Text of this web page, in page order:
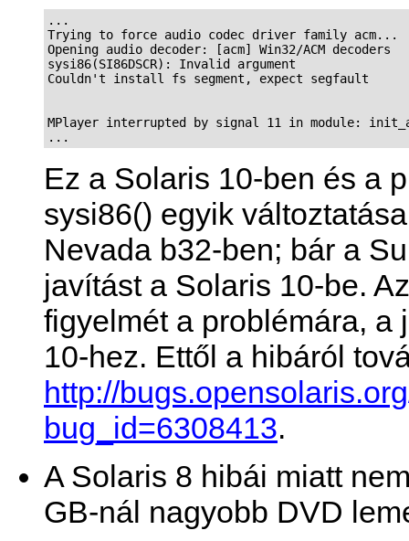
...
Trying to force audio codec driver family acm...
Opening audio decoder: [acm] Win32/ACM decoders
sysi86(SI86DSCR): Invalid argument
Couldn't install fs segment, expect segfault
MPlayer interrupted by signal 11 in module:
...
Ez a Solaris 10-ben és a
sysi86() egyik
Nevada b32-ben; bár a
javítást a Solaris 10-be.
figyelmét a problémára, a
10-hez. Ettől a hibáról
http://
bug_id=6308413.
A Solaris 8 hibái miatt
GB-nál nagyobb DVD